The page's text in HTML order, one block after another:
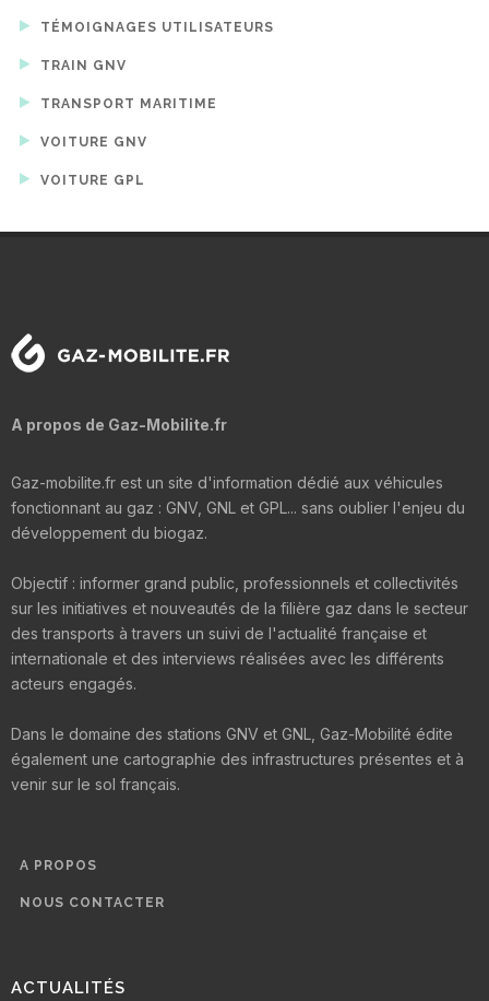
TÉMOIGNAGES UTILISATEURS
TRAIN GNV
TRANSPORT MARITIME
VOITURE GNV
VOITURE GPL
A propos de Gaz-Mobilite.fr
Gaz-mobilite.fr est un site d'information dédié aux véhicules
fonctionnant au gaz : GNV, GNL et GPL... sans oublier l'enjeu du
développement du biogaz.
Objectif : informer grand public, professionnels et collectivités
sur les initiatives et nouveautés de la filière gaz dans le secteur
des transports à travers un suivi de l'actualité française et
internationale et des interviews réalisées avec les différents
acteurs engagés.
Dans le domaine des stations GNV et GNL, Gaz-Mobilité édite
également une cartographie des infrastructures présentes et à
venir sur le sol français.
A PROPOS
NOUS CONTACTER
ACTUALITÉS